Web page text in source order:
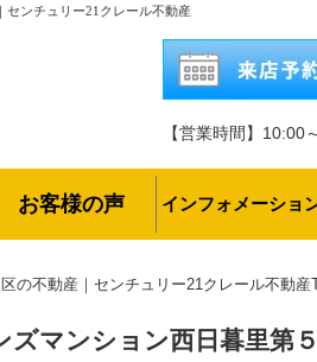
ンチュリー21クレール不動産
【営業時間】10:00
お客様の声 インフォメーショ
の不動産｜センチュリー21クレール不動産
ズマンション西日暮里